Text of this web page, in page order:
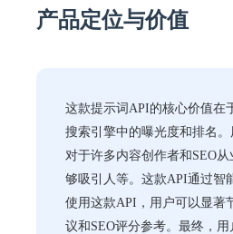
产品定位与价值
这款提示词API的核心价值在
搜索引擎中的曝光度和排名
对于许多内容创作者和SEO
够吸引人等。这款API通过智
使用这款API，用户可以显著
议和SEO评分参考。最终，